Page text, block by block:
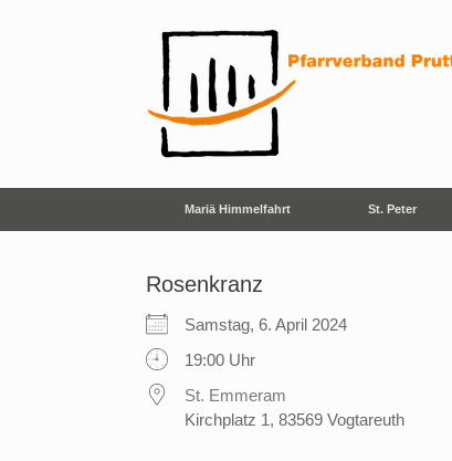
Mariä Himmelfahrt St. Peter
Rosenkranz
Samstag, 6. April 2024
19:00 Uhr
St. Emmeram
Kirchplatz 1, 83569 Vogtareuth